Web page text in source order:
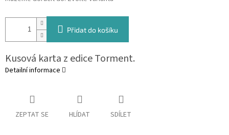
Přidat do košíku
Kusová karta z edice Torment.
Detailní informace
ZEPTAT SE HLÍDAT SDÍLET